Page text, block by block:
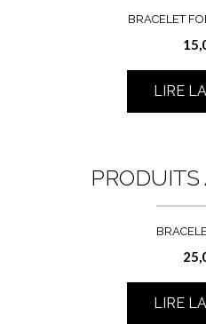
BRACELET
LIRE
LIRE